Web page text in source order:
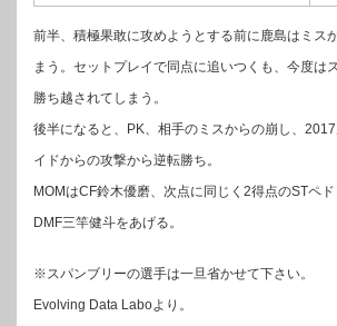
前半、積極果敢に攻めようとする前に鹿島はミス
まう。セットプレイで同点に追いつくも、今度は
勝ち越されてしまう。
後半になると、PK、相手のミスからの崩し、
イドからの攻撃から逆転勝ち。
MOMはCF鈴木優磨、次点に同じく2得点のSTペド
DMF三竿健斗をあげる。
※スパンブリーの選手は一旦省かせて下さい。
Evolving Data Laboより。